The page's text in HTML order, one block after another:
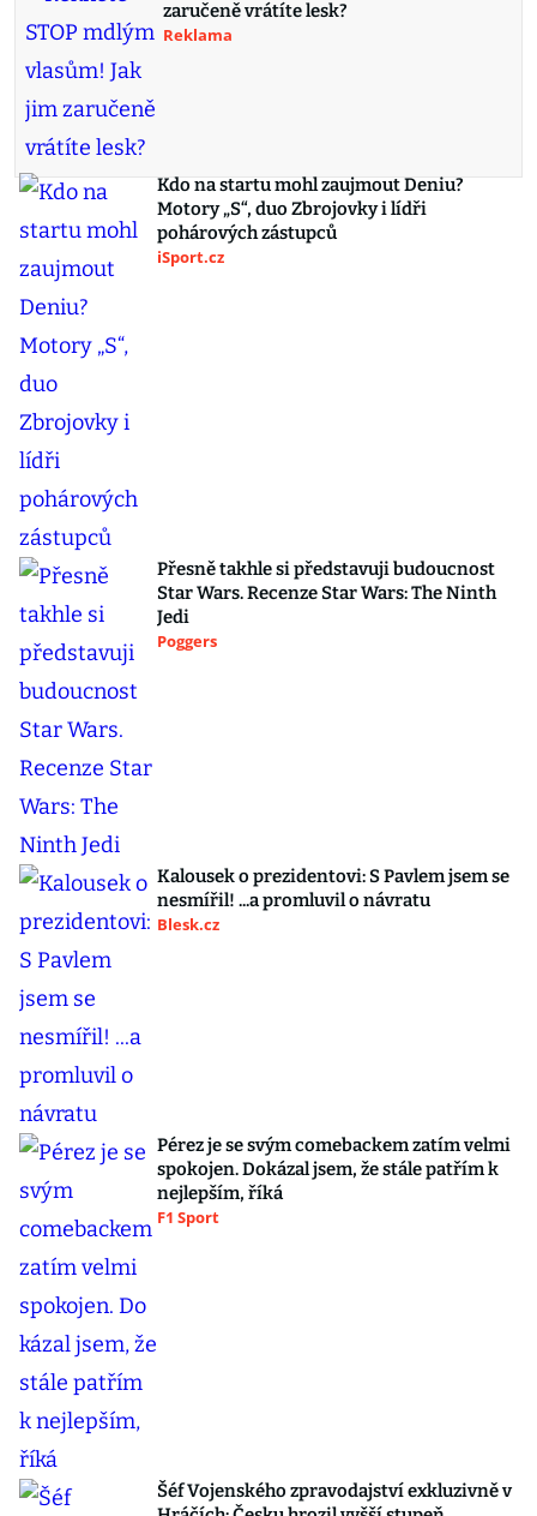
zaručeně vrátíte lesk?
Reklama
Kdo na startu mohl zaujmout Deniu?
Motory „S“, duo Zbrojovky i lídři
pohárových zástupců
iSport.cz
Přesně takhle si představuji budoucnost
Star Wars. Recenze Star Wars: The Ninth
Jedi
Poggers
Kalousek o prezidentovi: S Pavlem jsem se
nesmířil! ...a promluvil o návratu
Blesk.cz
Pérez je se svým comebackem zatím velmi
spokojen. Dokázal jsem, že stále patřím k
nejlepším, říká
F1 Sport
Šéf Vojenského zpravodajství exkluzivně v